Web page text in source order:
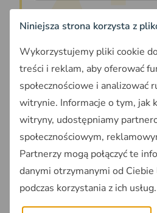
Dla obszarów z dostępnymi
otrzymasz pełną nazwę i
planów. Jeśli analizowany
miejscowym planem, dla
można uzyskać informacje o
zasadach
terenówwyznaczonych w
powierzchnia i udział
terenu).
Niniejsza strona korzysta z
Wykorzystujemy pliki cookie
treści i reklam, aby oferować
społecznościowe i analizować
witrynie. Informacje o tym, jak
witryny, udostępniamy
społecznościowym,
Partnerzy mogą połączyć te
danymi otrzymanymi od Ciebie
podczas korzystania z ich usług.